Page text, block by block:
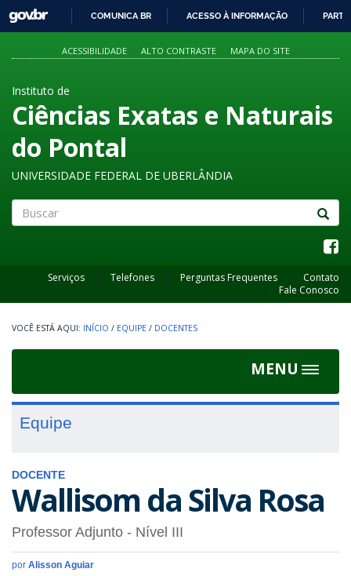
PARA
O
GOVBR
COMUNICA BR ACESSO À INFORMAÇÃO
ACESSIBILIDADE ALTO CONTRASTE MAPA DO SITE
Instituto de
Ciências Exatas e Naturais
do Pontal
UNIVERSIDADE FEDERAL DE UBERLÂNDIA
Serviços Telefones Perguntas Frequentes
Contato
Fale Conosco
INÍCIO / EQUIPE / DOCENTES
MENU
Toggle
Equipe
DOCENTE
Wallisom da Silva Rosa
Professor Adjunto - Nível III
por Alisson Aguiar